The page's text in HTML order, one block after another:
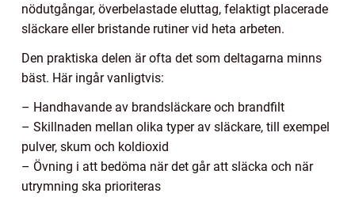
nödutgångar, överbelastade eluttag, felaktigt placerade
släckare eller bristande rutiner vid heta arbeten.
Den praktiska delen är ofta det som deltagarna minns
bäst. Här ingår vanligtvis:
– Handhavande av brandsläckare och brandfilt
– Skillnaden mellan olika typer av släckare, till exempel
pulver, skum och koldioxid
– Övning i att bedöma när det går att släcka och när
utrymning ska prioriteras